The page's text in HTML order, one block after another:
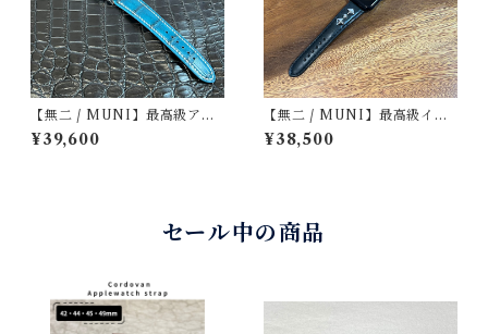
【無二 / MUNI】最高級アリ
ゲーター仕立て 腕時計レザー
ストラップ / コバルトグリー
¥39,600
【無二 / MUNI】最高級イタ
リアンオイルレザー仕立て Ap
ple Watch専用スタッズスト
¥38,500
セール中の商品